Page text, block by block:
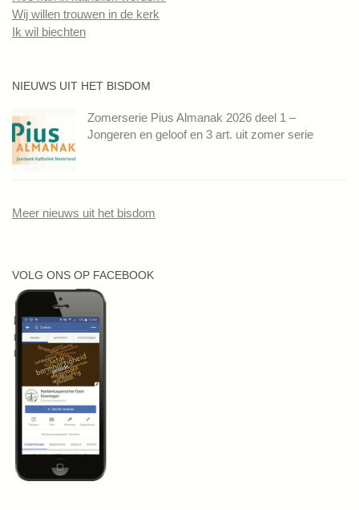
Wij willen trouwen in de kerk
Ik wil biechten
NIEUWS UIT HET BISDOM
Zomerserie Pius Almanak 2026 deel 1 –
Jongeren en geloof en 3 art. uit zomer serie
Meer nieuws uit het bisdom
VOLG ONS OP FACEBOOK